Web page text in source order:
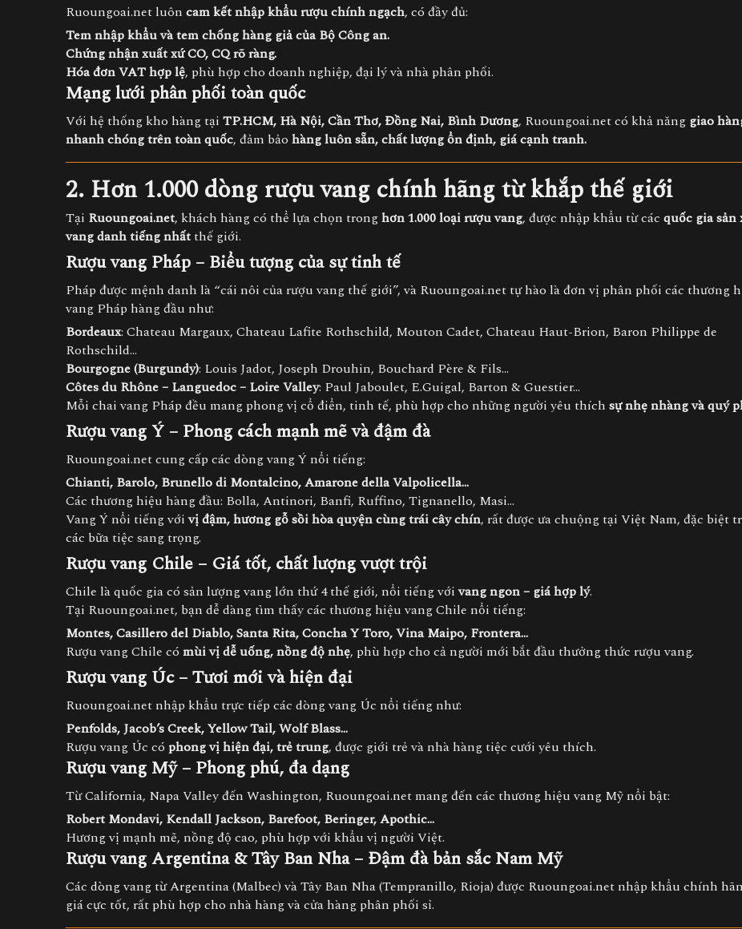
Ruoungoai.net luôn cam kết nhập khẩu rượu chính ngạch, có đầy đủ:
Tem nhập khẩu và tem chống hàng giả của Bộ Công an.
Chứng nhận xuất xứ CO, CQ rõ ràng.
Hóa đơn VAT hợp lệ, phù hợp cho doanh nghiệp, đại lý và nhà phân phối.
Mạng lưới phân phối toàn quốc
Với hệ thống kho hàng tại TP.HCM, Hà Nội, Cần Thơ, Đồng Nai, Bình Dương, Ruoungoai.net có khả năng giao
nhanh chóng trên toàn quốc, đảm bảo hàng luôn sẵn, chất lượng ổn định, giá cạnh tranh.
2. Hơn 1.000 dòng rượu vang chính hãng từ khắp thế giới
Tại Ruoungoai.net, khách hàng có thể lựa chọn tronghơn 1.000 loại rượu vang, được nhập khẩu từ các quốc gia sản
vang danh tiếng nhấtthế giới.
Rượu vang Pháp – Biểu tượng của sự tinh tế
Pháp được mệnh danh là “cái nôi của rượu vang thế giới”, và Ruoungoai.net tự hào là đơn vị phân phối các thương
vang Pháp hàng đầu như:
Bordeaux: Chateau Margaux, Chateau Lafite Rothschild, Mouton Cadet, Chateau Haut-Brion, Baron Philippe de
Rothschild…
Bourgogne (Burgundy): Louis Jadot, Joseph Drouhin, Bouchard Père & Fils…
Côtes du Rhône – Languedoc – Loire Valley: Paul Jaboulet, E.Guigal, Barton & Guestier…
Mỗi chai vang Pháp đều mang phong vị cổ điển, tinh tế, phù hợp cho những người yêu thích sự nhẹ nhàng và quý
Rượu vang Ý – Phong cách mạnh mẽ và đậm đà
Ruoungoai.net cung cấp các dòng vang Ý nổi tiếng:
Chianti, Barolo, Brunello di Montalcino, Amarone della Valpolicella…
Các thương hiệu hàng đầu: Bolla, Antinori, Banfi, Ruffino, Tignanello, Masi…
Vang Ý nổi tiếng vớivị đậm, hương gỗ sồi hòa quyện cùng trái cây chín, rất được ưa chuộng tại Việt Nam, đặc biệt
các bữa tiệc sang trọng.
Rượu vang Chile – Giá tốt, chất lượng vượt trội
Chile là quốc gia có sản lượng vang lớn thứ 4 thế giới, nổi tiếng vớivang ngon – giá hợp lý.
Tại Ruoungoai.net, bạn dễ dàng tìm thấy các thương hiệu vang Chile nổi tiếng:
Montes, Casillero del Diablo, Santa Rita, Concha Y Toro, Vina Maipo, Frontera…
Rượu vang Chile có mùi vị dễ uống, nồng độ nhẹ, phù hợp cho cả người mới bắt đầu thưởng thức rượu vang.
Rượu vang Úc – Tươi mới và hiện đại
Ruoungoai.net nhập khẩu trực tiếp các dòng vang Úc nổi tiếng như:
Penfolds, Jacob’s Creek, Yellow Tail, Wolf Blass…
Rượu vang Úc có phong vị hiện đại, trẻ trung, được giới trẻ và nhà hàng tiệc cưới yêu thích.
Rượu vang Mỹ– Phong phú, đa dạng
Từ California, Napa Valley đến Washington, Ruoungoai.net mang đến các thương hiệu vang Mỹ nổi bật:
Robert Mondavi, Kendall Jackson, Barefoot, Beringer, Apothic…
Hương vị mạnh mẽ, nồng độ cao, phù hợp với khẩu vị người Việt.
Rượu vang Argentina& Tây Ban Nha – Đậm đà bản sắc Nam Mỹ
Các dòng vang từ Argentina (Malbec) và Tây Ban Nha (Tempranillo, Rioja) được Ruoungoai.net nhập khẩu chính
giá cực tốt, rất phù hợp cho nhà hàng và cửa hàng phân phối sỉ.